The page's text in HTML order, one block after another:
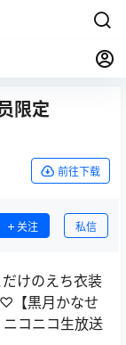
限定
前往下载
关注 私信
けのえち衣装
【黒月かなせ
ニコニコ生放送